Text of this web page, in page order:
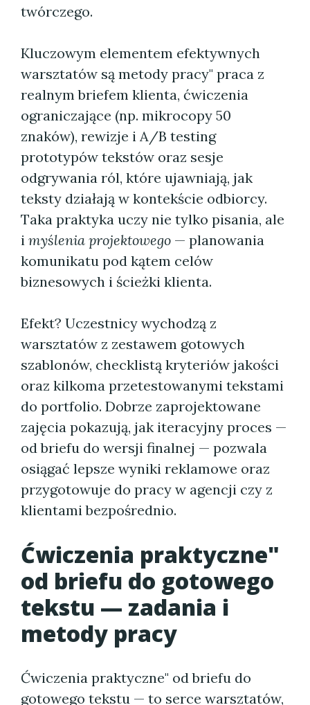
twórczego.
Kluczowym elementem efektywnych
warsztatów są metody pracy" praca z
realnym briefem klienta, ćwiczenia
ograniczające (np. mikrocopy 50
znaków), rewizje i A/B testing
prototypów tekstów oraz sesje
odgrywania ról, które ujawniają, jak
teksty działają w kontekście odbiorcy.
Taka praktyka uczy nie tylko pisania, ale
i myślenia projektowego — planowania
komunikatu pod kątem celów
biznesowych i ścieżki klienta.
Efekt? Uczestnicy wychodzą z
warsztatów z zestawem gotowych
szablonów, checklistą kryteriów jakości
oraz kilkoma przetestowanymi tekstami
do portfolio. Dobrze zaprojektowane
zajęcia pokazują, jak iteracyjny proces —
od briefu do wersji finalnej — pozwala
osiągać lepsze wyniki reklamowe oraz
przygotowuje do pracy w agencji czy z
klientami bezpośrednio.
Ćwiczenia praktyczne"
od briefu do gotowego
tekstu — zadania i
metody pracy
Ćwiczenia praktyczne" od briefu do
gotowego tekstu — to serce warsztatów,